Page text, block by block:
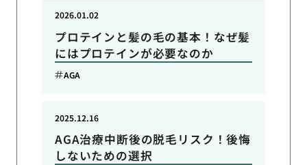
プロテインと髪の毛の基本！なぜ髪
にはプロテインが必要なのか
2026.01.02
AGA
AGA治療中断後の脱毛リスク！後悔
しないための選択
2025.12.16